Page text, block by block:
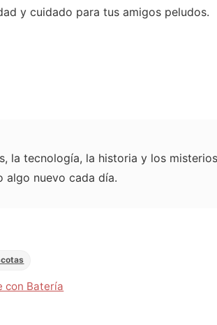
y cuidado para tus amigos peludos.
la tecnología, la historia y los
algo nuevo cada día.
con Batería